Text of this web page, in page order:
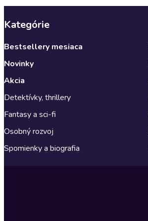
Kategórie
Bestsellery mesiaca
Novinky
Akcia
Detektívky, thrillery
Fantasy a sci-fi
Osobný rozvoj
Spomienky a biografia